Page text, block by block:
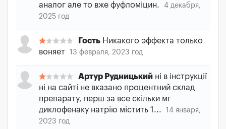
аналог але то вже фуфломіцин.
4 декабря,
2025 год
Гость Никакого эффекта только
воняет
13 февраля, 2023 год
Артур Рудницький ні в інструкції
ні на сайті не вказано процентний склад
препарату, перш за все скільки мг
диклофенаку натрію містить 1...
14 января,
2023 год